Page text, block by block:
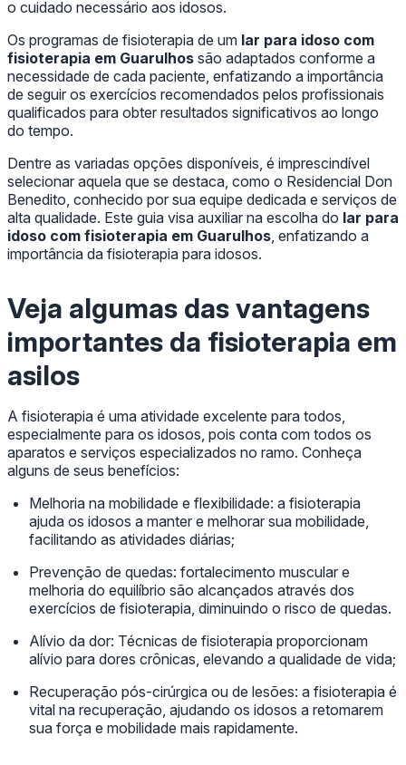
o cuidado necessário aos idosos.
Os programas de fisioterapia de um lar para idoso com
fisioterapia em Guarulhos são adaptados conforme a
necessidade de cada paciente, enfatizando a importância
de seguir os exercícios recomendados pelos profissionais
qualificados para obter resultados significativos ao longo
do tempo.
Dentre as variadas opções disponíveis, é imprescindível
selecionar aquela que se destaca, como o Residencial Don
Benedito, conhecido por sua equipe dedicada e serviços de
alta qualidade. Este guia visa auxiliar na escolha do lar para
idoso com fisioterapia em Guarulhos, enfatizando a
importância da fisioterapia para idosos.
Veja algumas das vantagens
importantes da fisioterapia em
asilos
A fisioterapia é uma atividade excelente para todos,
especialmente para os idosos, pois conta com todos os
aparatos e serviços especializados no ramo. Conheça
alguns de seus benefícios:
Melhoria na mobilidade e flexibilidade: a fisioterapia
ajuda os idosos a manter e melhorar sua mobilidade,
facilitando as atividades diárias;
Prevenção de quedas: fortalecimento muscular e
melhoria do equilíbrio são alcançados através dos
exercícios de fisioterapia, diminuindo o risco de quedas.
Alívio da dor: Técnicas de fisioterapia proporcionam
alívio para dores crônicas, elevando a qualidade de vida;
Recuperação pós-cirúrgica ou de lesões: a fisioterapia é
vital na recuperação, ajudando os idosos a retomarem
sua força e mobilidade mais rapidamente.